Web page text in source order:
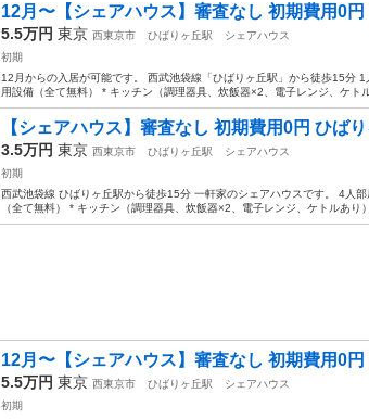
12月〜【シェアハウス】審査なし 初期費用0
5.5万円 東京 西東京市 ひばりヶ丘駅
シェアハウス
初期
12月からの入居が可能です。 西武池袋線「ひばりヶ丘駅」から徒歩15分
用設備（全て無料） * キッチン（調理器具、炊飯器×2、電子レンジ、ケト
【シェアハウス】審査なし 初期費用0円 ひば
3.5万円 東京 西東京市 ひばりヶ丘駅
シェアハウス
初期
西武池袋線 ひばりヶ丘駅から徒歩15分 一軒家のシェアハウスです。 4人
（全て無料） * キッチン（調理器具、炊飯器×2、電子レンジ、ケトルあり
12月〜【シェアハウス】審査なし 初期費用0
5.5万円 東京 西東京市 ひばりヶ丘駅
シェアハウス
初期